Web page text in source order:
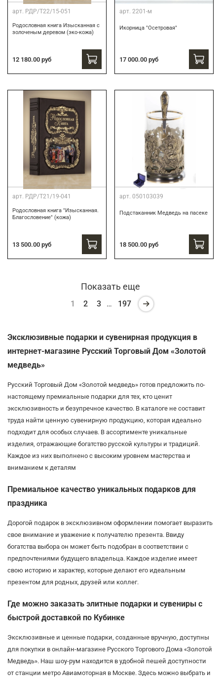
арт. РДР/Т22/15-051
Родословная книга Изысканная с
золоченым деревом (эко-кожа)
12 180.00 руб
арт. 2201-м
Икорница "Осетровая"
17 000.00 руб
арт. РДР/Т21/19-041
Родословная книга "Изысканная.
Благословение" (кожа)
13 500.00 руб
арт. 050103039
Подстаканник Медведь на пасеке
18 500.00 руб
Показать еще
1 2 3 … 197
Эксклюзивные подарки и сувенирная продукция в
интернет-магазине Русский Торговый Дом «Золотой
медведь»
Русский Торговый Дом «Золотой медведь» готов предложить по-
настоящему премиальные подарки для тех, кто ценит
эксклюзивность и безупречное качество. В каталоге не составит
труда найти ценную сувенирную продукцию, которая идеально
подходит для особых случаев. В ассортименте уникальные
изделия, отражающие богатство русской культуры и традиций.
Каждое из них выполнено с высоким уровнем мастерства и
вниманием к деталям
Премиальное качество уникальных подарков для
праздника
Дорогой подарок в эксклюзивном оформлении помогает выразить
свое внимание и уважение к получателю презента. Ввиду
богатства выбора он может быть подобран в соответствии с
предпочтениями будущего владельца. Каждое изделие имеет
свою историю и характер, которые делают его идеальным
презентом для родных, друзей или коллег.
Где можно заказать элитные подарки и сувениры с
быстрой доставкой по Кубинке
Эксклюзивные и ценные подарки, созданные вручную, доступны
для покупки в онлайн-магазине Русского Торгового Дома «Золотой
Медведь». Наш шоу-рум находится в удобной пешей доступности
от станции метро Авиамоторная в Москве. Здесь можно выбрать и